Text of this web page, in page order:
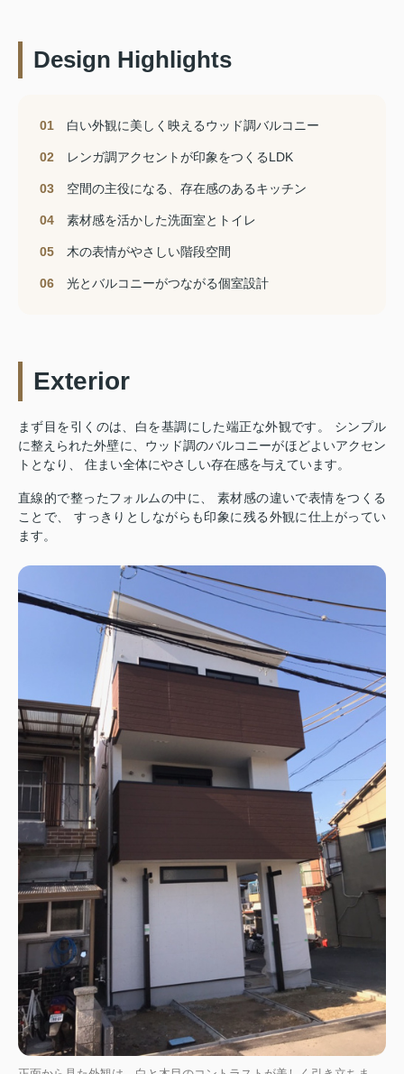
Design Highlights
01 白い外観に美しく映えるウッド調バルコニー
02 レンガ調アクセントが印象をつくるLDK
03 空間の主役になる、存在感のあるキッチン
04 素材感を活かした洗面室とトイレ
05 木の表情がやさしい階段空間
06 光とバルコニーがつながる個室設計
Exterior
まず目を引くのは、白を基調にした端正な外観です。 シンプル
に整えられた外壁に、ウッド調のバルコニーがほどよいアクセン
トとなり、 住まい全体にやさしい存在感を与えています。
直線的で整ったフォルムの中に、 素材感の違いで表情をつくる
ことで、 すっきりとしながらも印象に残る外観に仕上がってい
ます。